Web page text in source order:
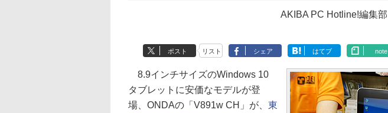
AKIBA PC Hotline!編集部
ポスト リスト シェア はてブ note
8.9インチサイズのWindows 10
タブレットに安価なモデルが登
場、ONDAの「V891w CH」が、 東